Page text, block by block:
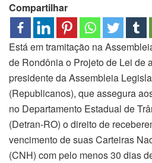
Compartilhar
Está em tramitação na
de Rondônia o Projeto de Lei de
presidente da Assembleia
(Republicanos), que assegura
no Departamento Estadual de
(Detran-RO) o direito de
vencimento de suas Carteiras
(CNH) com pelo menos 30 dias